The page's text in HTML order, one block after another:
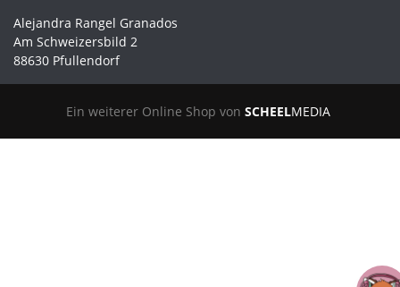
Alejandra Rangel Granados
Am Schweizersbild 2
88630 Pfullendorf
Ein weiterer Online Shop von SCHEELMEDIA